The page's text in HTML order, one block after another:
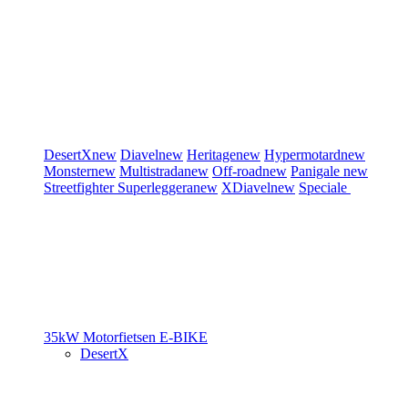
DesertXnew Diavelnew Heritagenew Hypermotardnew
Monsternew Multistradanew Off-roadnew Panigale new
Streetfighter Superleggeranew XDiavelnew Speciale
35kW Motorfietsen E-BIKE
DesertX